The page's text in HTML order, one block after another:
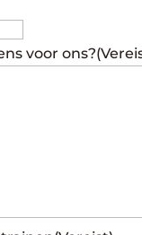
voor ons?